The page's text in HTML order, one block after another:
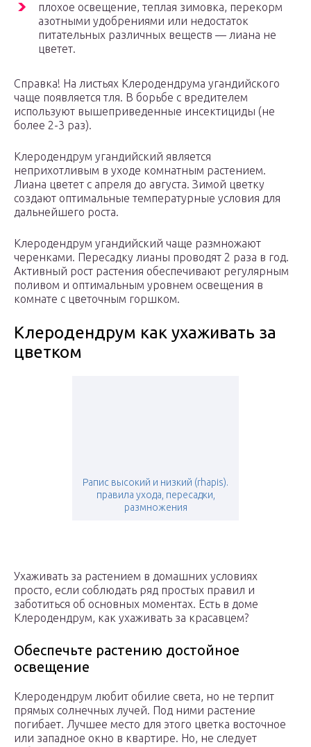
плохое освещение, теплая зимовка, перекорм
азотными удобрениями или недостаток
питательных различных веществ — лиана не
цветет.
Справка! На листьях Клеродендрума угандийского
чаще появляется тля. В борьбе с вредителем
используют вышеприведенные инсектициды (не
более 2-3 раз).
Клеродендрум угандийский является
неприхотливым в уходе комнатным растением.
Лиана цветет с апреля до августа. Зимой цветку
создают оптимальные температурные условия для
дальнейшего роста.
Клеродендрум угандийский чаще размножают
черенками. Пересадку лианы проводят 2 раза в год.
Активный рост растения обеспечивают регулярным
поливом и оптимальным уровнем освещения в
комнате с цветочным горшком.
Клеродендрум как ухаживать за
цветком
Рапис высокий и низкий (rhapis).
правила ухода, пересадки,
размножения
Ухаживать за растением в домашних условиях
просто, если соблюдать ряд простых правил и
заботиться об основных моментах. Есть в доме
Клеродендрум, как ухаживать за красавцем?
Обеспечьте растению достойное
освещение
Клеродендрум любит обилие света, но не терпит
прямых солнечных лучей. Под ними растение
погибает. Лучшее место для этого цветка восточное
или западное окно в квартире. Но, не следует